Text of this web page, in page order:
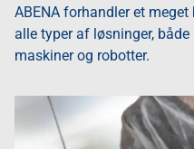
ABENA forhandler et
alle typer af løsninger,
maskiner og robotter.